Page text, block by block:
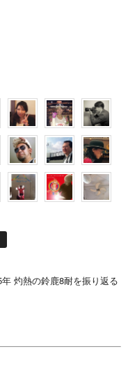
灼熱の鈴鹿8耐を振り返る